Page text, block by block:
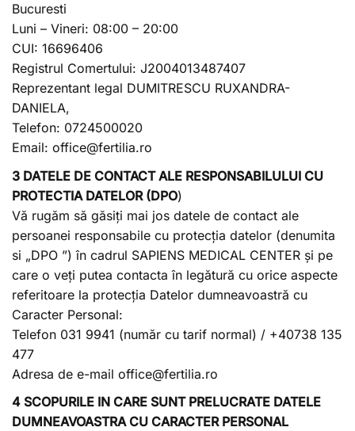
Bucuresti
Luni – Vineri: 08:00 – 20:00
CUI: 16696406
Registrul Comertului: J2004013487407
Reprezentant legal DUMITRESCU RUXANDRA-
DANIELA,
Telefon: 0724500020
Email: office@fertilia.ro
3 DATELE DE CONTACT ALE RESPONSABILULUI CU
PROTECTIA DATELOR (DPO)
Vă rugăm să găsiți mai jos datele de contact ale
persoanei responsabile cu protecția datelor (denumita
si „DPO ”) în cadrul SAPIENS MEDICAL CENTER și pe
care o veți putea contacta în legătură cu orice aspecte
referitoare la protecția Datelor dumneavoastră cu
Caracter Personal:
Telefon 031 9941 (număr cu tarif normal) / +40738 135
477
Adresa de e-mail office@fertilia.ro
4 SCOPURILE IN CARE SUNT PRELUCRATE DATELE
DUMNEAVOASTRA CU CARACTER PERSONAL